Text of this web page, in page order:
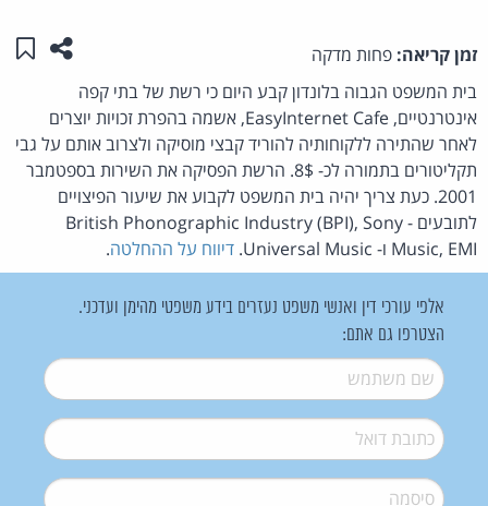
זמן קריאה: פחות מדקה שתפו
בית המשפט הגבוה בלונדון קבע היום כי רשת של בתי קפה
אינטרנטיים, EasyInternet Cafe, אשמה בהפרת זכויות יוצרים
לאחר שהתירה ללקוחותיה להוריד קבצי מוסיקה ולצרוב אותם על גבי
תקליטורים בתמורה לכ- 8$. הרשת הפסיקה את השירות בספטמבר
2001. כעת צריך יהיה בית המשפט לקבוע את שיעור הפיצויים
לתובעים - British Phonographic Industry (BPI), Sony
Music, EMI ו- Universal Music.
דיווח על ההחלטה.
אלפי עורכי דין ואנשי משפט נעזרים בידע משפטי מהימן ועדכני.
הצטרפו גם אתם:
שם משתמש*
דואל*
סיסמה*